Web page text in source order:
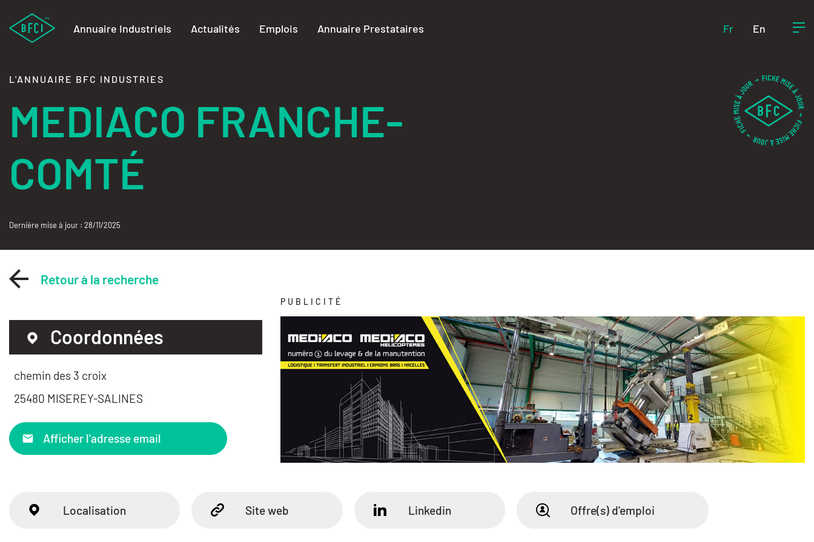
Annuaire Industriels Actualités Emplois Annuaire Prestataires Fr En
L'ANNUAIRE BFC INDUSTRIES
MEDIACO FRANCHE-
COMTÉ
Dernière mise à jour : 28/11/2025
Retour à la recherche
Coordonnées
chemin des 3 croix
25480 MISEREY-SALINES
Afficher l'adresse email
PUBLICITÉ
Localisation Site web Linkedin Offre(s) d'emploi